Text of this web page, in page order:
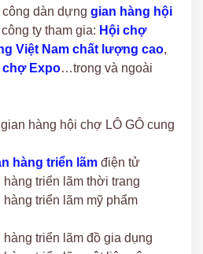
dàn dựng gian hàng hội
ty tham gia: Hội chợ
Việt Nam chất lượng cao,
chợ Expo…trong và ngoài
hàng hội chợ LÔ GÔ cung
hàng triển lãm điện tử
triển lãm thời trang
triển lãm mỹ phẩm
triển lãm đồ gia dụng